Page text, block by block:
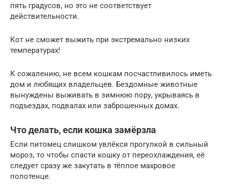
пять градусов, но это не соответствует
действительности.
Кот не сможет выжить при экстремально низких
температурах!
К сожалению, не всем кошкам посчастливилось иметь
дом и любящих владельцев. Бездомные животные
вынуждены выживать в зимнюю пору, укрываясь в
подъездах, подвалах или заброшенных домах.
Что делать, если кошка замёрзла
Если питомец слишком увлёкся прогулкой в сильный
мороз, то чтобы спасти кошку от переохлаждения, её
следует сразу же закутать в тёплое махровое
полотенце.